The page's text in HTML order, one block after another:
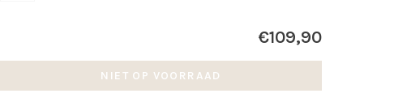
€109,90
NIET OP VOORRAAD